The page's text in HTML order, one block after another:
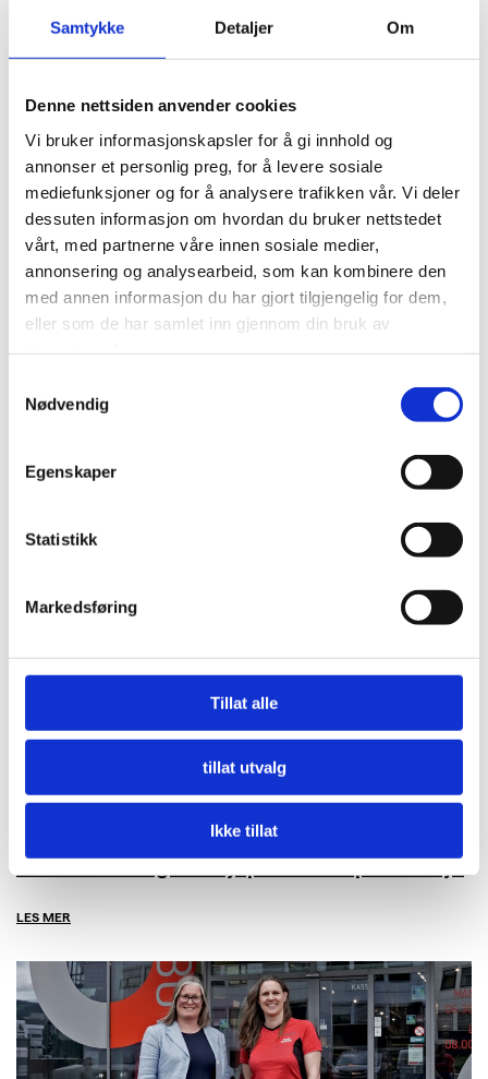
Samtykke Detaljer Om
Denne nettsiden anvender cookies
Vi bruker informasjonskapsler for å gi innhold og
annonser et personlig preg, for å levere sosiale
mediefunksjoner og for å analysere trafikken vår. Vi deler
dessuten informasjon om hvordan du bruker nettstedet
vårt, med partnerne våre innen sosiale medier,
annonsering og analysearbeid, som kan kombinere den
med annen informasjon du har gjort tilgjengelig for dem,
eller som de har samlet inn gjennom din bruk av
Nødvendig
Egenskaper
Statistikk
Markedsføring
Tillat alle
tillat utvalg
Ikke tillat
Norway Cup satt bærekraftsarbeidet i system:
Kuttet 40 tonn CO₂ i bespisningen
Nå må offentlige innkjøpere etterspørre miljø
LES MER